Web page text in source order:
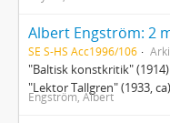
SE S-HS Acc1996/106
"Baltisk konstkritik" (1914)
"Lektor Tallgren" (1933, ca)
Engström, Albert